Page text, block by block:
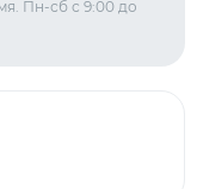
Пн-сб с 9:00 до